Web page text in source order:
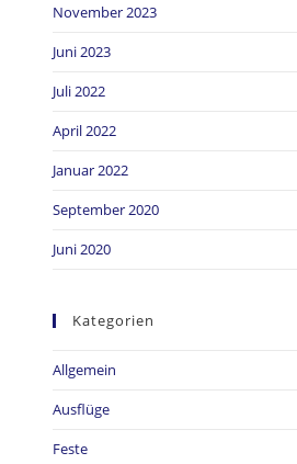
November 2023
Juni 2023
Juli 2022
April 2022
Januar 2022
September 2020
Juni 2020
Kategorien
Allgemein
Ausflüge
Feste